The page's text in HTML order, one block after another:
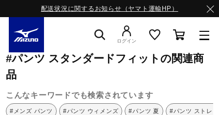
配送状況に関するお知らせ（ヤマト運輸HP）
ライフスタイルウエア
ログイン
ミズノ公式オンライン スタンダードフィット
#パンツ スタンダードフィットの関連商
品
こんなキーワードでも検索されています
#メンズ パンツ #パンツ ウィメンズ #パンツ 夏 #パンツ ストレ